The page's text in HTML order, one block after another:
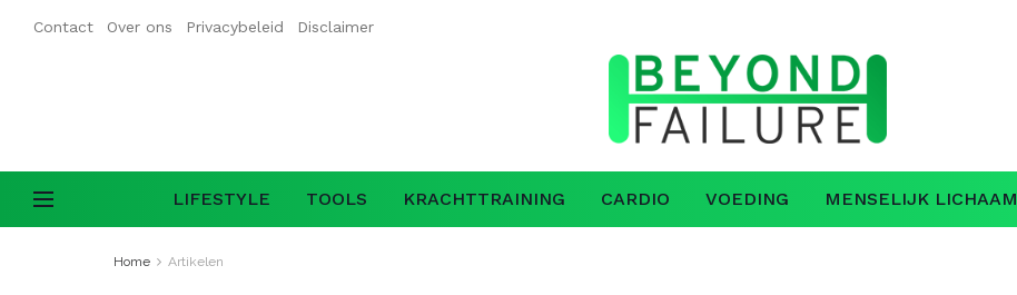
Contact Over ons Privacybeleid Disclaimer
LIFESTYLE TOOLS KRACHTTRAINING CARDIO VOEDING MENSELIJK LICHAAM
Home Artikelen